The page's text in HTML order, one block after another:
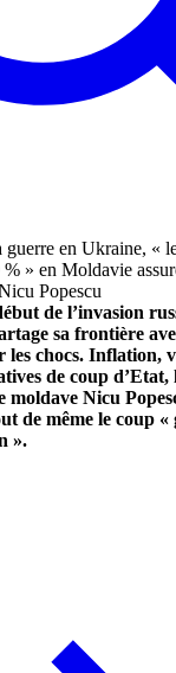
de l’invasion
sa frontière
les chocs. Inflation,
de coup d’Etat,
Nicu
de même le coup «
».